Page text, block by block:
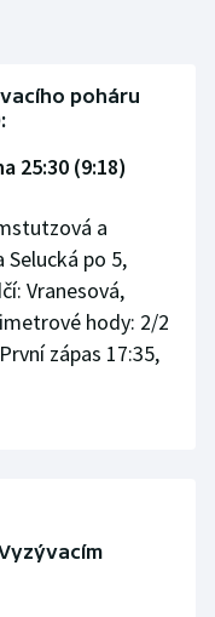
poháru
25:30 (9:18)
a
Selucká po 5,
Vranesová,
hody: 2/2
zápas 17:35,